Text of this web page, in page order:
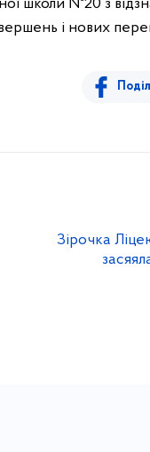
школи №20 з
і нових
Зірочка